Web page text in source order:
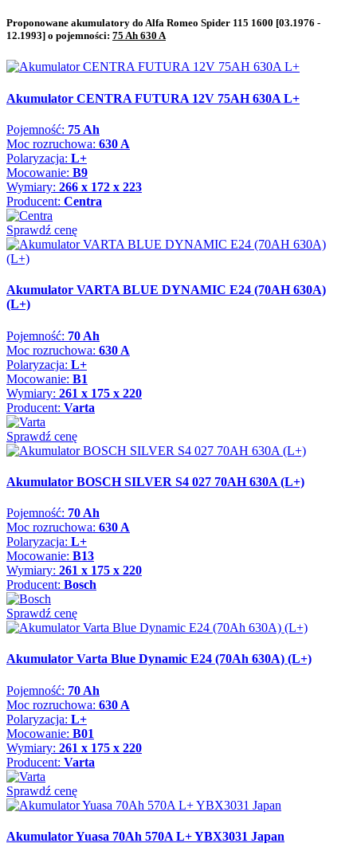
Proponowane akumulatory do Alfa Romeo Spider 115 1600 [03.1976 -
12.1993] o pojemności: 75 Ah 630 A
Akumulator CENTRA FUTURA 12V 75AH 630A L+
Pojemność: 75 Ah
Moc rozruchowa: 630 A
Polaryzacja: L+
Mocowanie: B9
Wymiary: 266 x 172 x 223
Producent: Centra
Sprawdź cenę
Akumulator VARTA BLUE DYNAMIC E24 (70AH 630A)
(L+)
Pojemność: 70 Ah
Moc rozruchowa: 630 A
Polaryzacja: L+
Mocowanie: B1
Wymiary: 261 x 175 x 220
Producent: Varta
Sprawdź cenę
Akumulator BOSCH SILVER S4 027 70AH 630A (L+)
Pojemność: 70 Ah
Moc rozruchowa: 630 A
Polaryzacja: L+
Mocowanie: B13
Wymiary: 261 x 175 x 220
Producent: Bosch
Sprawdź cenę
Akumulator Varta Blue Dynamic E24 (70Ah 630A) (L+)
Pojemność: 70 Ah
Moc rozruchowa: 630 A
Polaryzacja: L+
Mocowanie: B01
Wymiary: 261 x 175 x 220
Producent: Varta
Sprawdź cenę
Akumulator Yuasa 70Ah 570A L+ YBX3031 Japan